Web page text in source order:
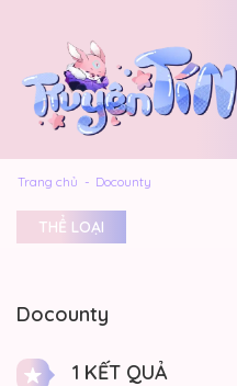
Trang chủ Docounty
THỂ LOẠI
Docounty
1 KẾT QUẢ